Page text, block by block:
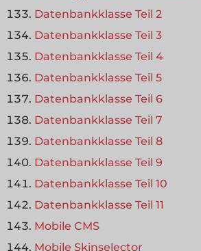
Datenbankklasse Teil 2
Datenbankklasse Teil 3
Datenbankklasse Teil 4
Datenbankklasse Teil 5
Datenbankklasse Teil 6
Datenbankklasse Teil 7
Datenbankklasse Teil 8
Datenbankklasse Teil 9
Datenbankklasse Teil 10
Datenbankklasse Teil 11
Mobile CMS
Mobile Skinselector